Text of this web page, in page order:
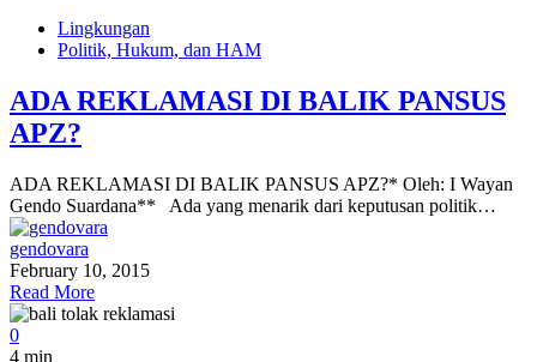
Lingkungan
Politik, Hukum, dan HAM
ADA REKLAMASI DI BALIK PANSUS
APZ?
ADA REKLAMASI DI BALIK PANSUS APZ?* Oleh: I Wayan
Gendo Suardana** Ada yang menarik dari keputusan politik…
gendovara
February 10, 2015
Read More
0
4 min